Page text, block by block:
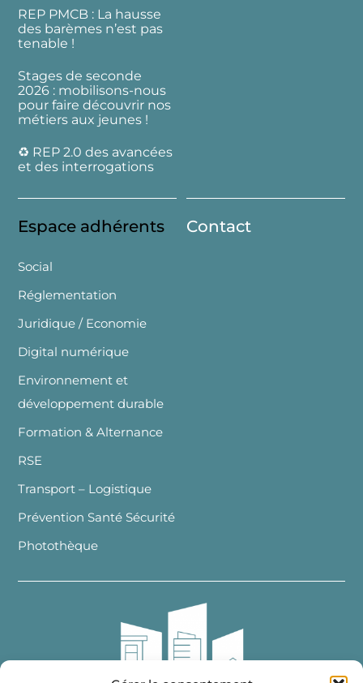
REP PMCB : La hausse
des barèmes n’est pas
tenable !
Stages de seconde
2026 : mobilisons-nous
pour faire découvrir nos
métiers aux jeunes !
♻️ REP 2.0 des avancées
et des interrogations
Espace adhérents
Social
Réglementation
Juridique / Economie
Digital numérique
Environnement et
développement durable
Formation & Alternance
RSE
Transport – Logistique
Prévention Santé Sécurité
Photothèque
Contact